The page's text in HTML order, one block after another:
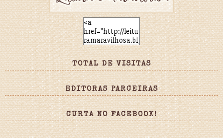
TOTAL DE VISITAS
EDITORAS PARCEIRAS
CURTA NO FACEBOOK!